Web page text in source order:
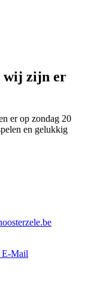
wij zijn er
er op zondag 20
en gelukkig
E-Mail